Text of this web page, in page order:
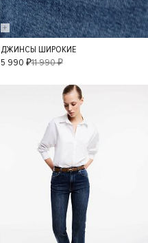
36 34
ДЖИНСЫ ШИРОКИЕ
5 990 ₽11 990 ₽